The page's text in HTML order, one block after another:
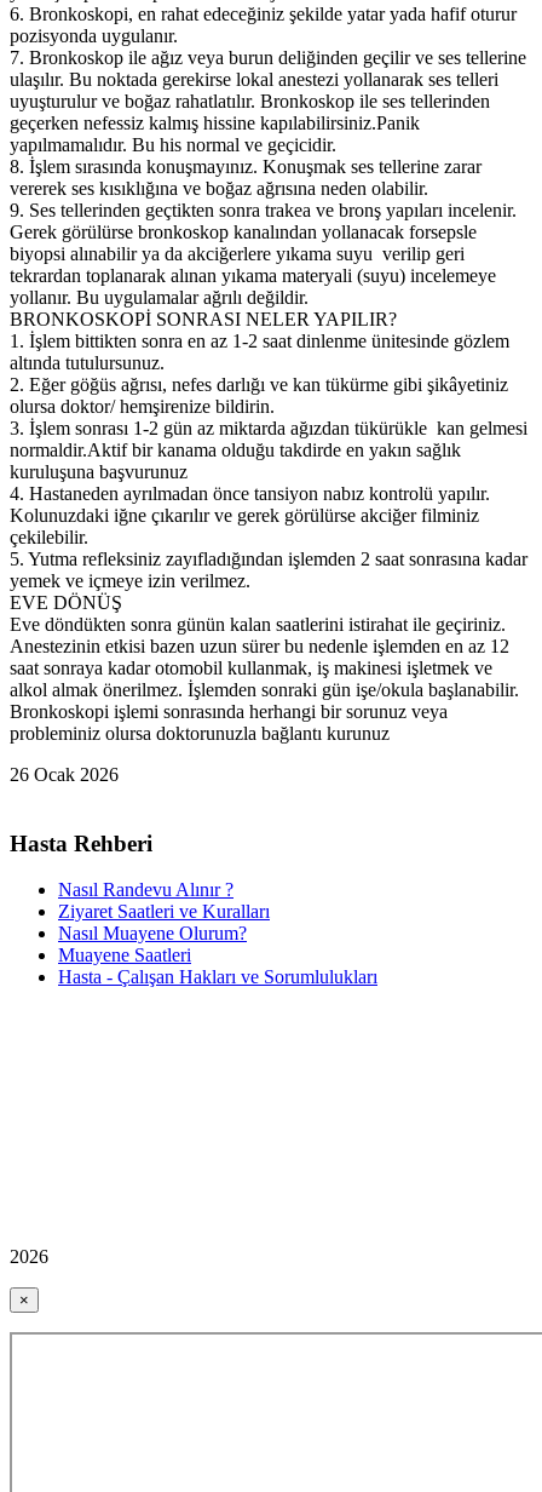
6. Bronkoskopi, en rahat edeceğiniz şekilde yatar yada hafif oturur
pozisyonda uygulanır.
7. Bronkoskop ile ağız veya burun deliğinden geçilir ve ses tellerine
ulaşılır. Bu noktada gerekirse lokal anestezi yollanarak ses telleri
uyuşturulur ve boğaz rahatlatılır. Bronkoskop ile ses tellerinden
geçerken nefessiz kalmış hissine kapılabilirsiniz.Panik
yapılmamalıdır. Bu his normal ve geçicidir.
8. İşlem sırasında konuşmayınız. Konuşmak ses tellerine zarar
vererek ses kısıklığına ve boğaz ağrısına neden olabilir.
9. Ses tellerinden geçtikten sonra trakea ve bronş yapıları incelenir.
Gerek görülürse bronkoskop kanalından yollanacak forsepsle
biyopsi alınabilir ya da akciğerlere yıkama suyu verilip geri
tekrardan toplanarak alınan yıkama materyali (suyu) incelemeye
yollanır. Bu uygulamalar ağrılı değildir.
BRONKOSKOPİ SONRASI NELER YAPILIR?
1. İşlem bittikten sonra en az 1-2 saat dinlenme ünitesinde gözlem
altında tutulursunuz.
2. Eğer göğüs ağrısı, nefes darlığı ve kan tükürme gibi şikâyetiniz
olursa doktor/ hemşirenize bildirin.
3. İşlem sonrası 1-2 gün az miktarda ağızdan tükürükle kan gelmesi
normaldir.Aktif bir kanama olduğu takdirde en yakın sağlık
kuruluşuna başvurunuz
4. Hastaneden ayrılmadan önce tansiyon nabız kontrolü yapılır.
Kolunuzdaki iğne çıkarılır ve gerek görülürse akciğer filminiz
çekilebilir.
5. Yutma refleksiniz zayıfladığından işlemden 2 saat sonrasına kadar
yemek ve içmeye izin verilmez.
EVE DÖNÜŞ
Eve döndükten sonra günün kalan saatlerini istirahat ile geçiriniz.
Anestezinin etkisi bazen uzun sürer bu nedenle işlemden en az 12
saat sonraya kadar otomobil kullanmak, iş makinesi işletmek ve
alkol almak önerilmez. İşlemden sonraki gün işe/okula başlanabilir.
Bronkoskopi işlemi sonrasında herhangi bir sorunuz veya
probleminiz olursa doktorunuzla bağlantı kurunuz
26 Ocak 2026
Hasta Rehberi
Nasıl Randevu Alınır ?
Ziyaret Saatleri ve Kuralları
Nasıl Muayene Olurum?
Muayene Saatleri
Hasta - Çalışan Hakları ve Sorumlulukları
2026
×